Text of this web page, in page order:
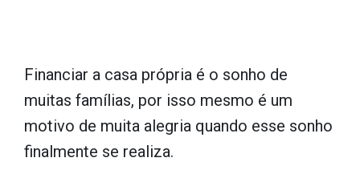
Financiar a casa própria é o sonho de
muitas famílias, por isso mesmo é um
motivo de muita alegria quando esse sonho
finalmente se realiza.